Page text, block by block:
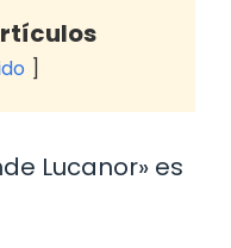
Lucanor» es